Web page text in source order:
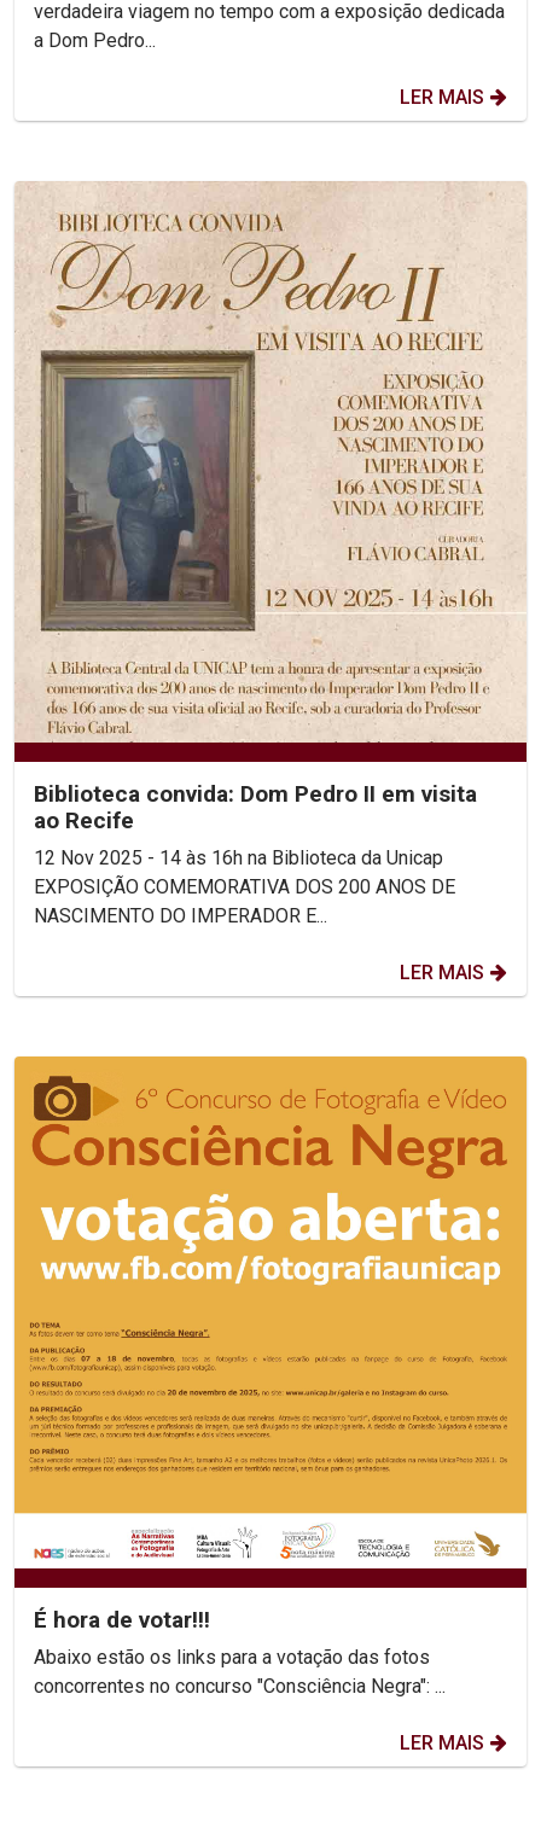
verdadeira viagem no tempo com a exposição dedicada
a Dom Pedro...
LER MAIS
Biblioteca convida: Dom Pedro II em visita
ao Recife
12 Nov 2025 - 14 às 16h na Biblioteca da Unicap
EXPOSIÇÃO COMEMORATIVA DOS 200 ANOS DE
NASCIMENTO DO IMPERADOR E...
LER MAIS
É hora de votar!!!
Abaixo estão os links para a votação das fotos
concorrentes no concurso "Consciência Negra": ...
LER MAIS